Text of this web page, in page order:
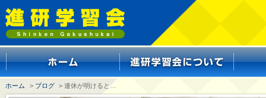
ホーム > ブログ > 連休が明けると…